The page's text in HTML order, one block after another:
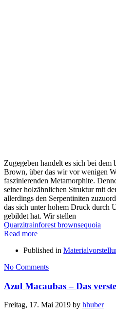
Zugegeben handelt es sich bei
Brown, über das wir vor wenigen
faszinierenden Metamorphite.
seiner holzähnlichen Struktur mit
allerdings den Serpentiniten
das sich unter hohem Druck durch
gebildet hat. Wir stellen
Quarzitrainforest brownsequoia
Read more
Published in
No Comments
Azul Macaubas – Das
Freitag, 17. Mai 2019 by hhuber